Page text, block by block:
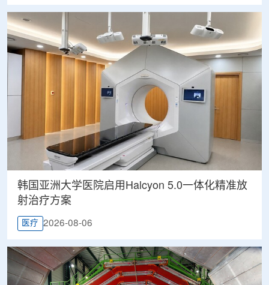
韩国亚洲大学医院启用Halcyon 5.0一体化精准放
射治疗方案
医疗 2026-08-06